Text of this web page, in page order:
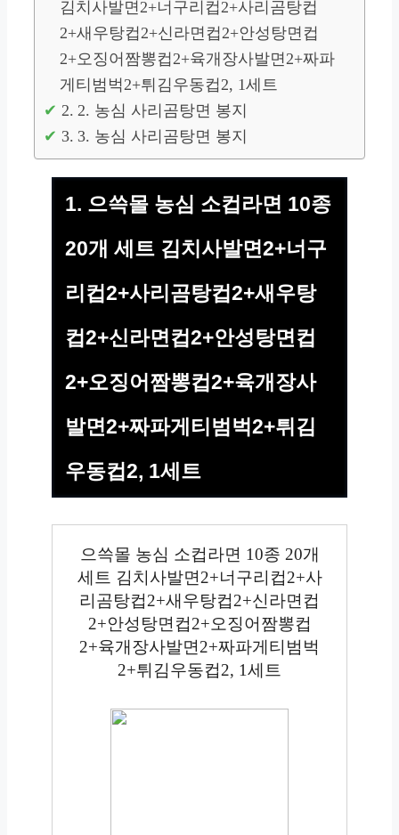
김치사발면2+너구리컵2+사리곰탕컵
2+새우탕컵2+신라면컵2+안성탕면컵
2+오징어짬뽕컵2+육개장사발면2+짜파
게티범벅2+튀김우동컵2, 1세트
2. 농심 사리곰탕면 봉지
3. 농심 사리곰탕면 봉지
1. 으쓱몰 농심 소컵라면 10종
20개 세트 김치사발면2+너구
리컵2+사리곰탕컵2+새우탕
컵2+신라면컵2+안성탕면컵
2+오징어짬뽕컵2+육개장사
발면2+짜파게티범벅2+튀김
우동컵2, 1세트
으쓱몰 농심 소컵라면 10종 20개
세트 김치사발면2+너구리컵2+사
리곰탕컵2+새우탕컵2+신라면컵
2+안성탕면컵2+오징어짬뽕컵
2+육개장사발면2+짜파게티범벅
2+튀김우동컵2, 1세트